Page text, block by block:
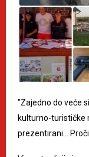
"Zajedno do veće
kulturno-turističke
prezentirani…